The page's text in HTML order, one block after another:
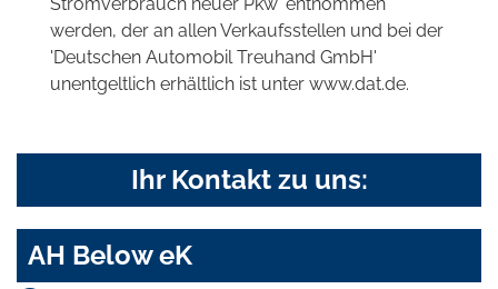
werden, der an allen Verkaufsstellen und bei der
'Deutschen Automobil Treuhand GmbH'
unentgeltlich erhältlich ist unter www.dat.de.
Ihr Kontakt zu uns:
AH Below eK